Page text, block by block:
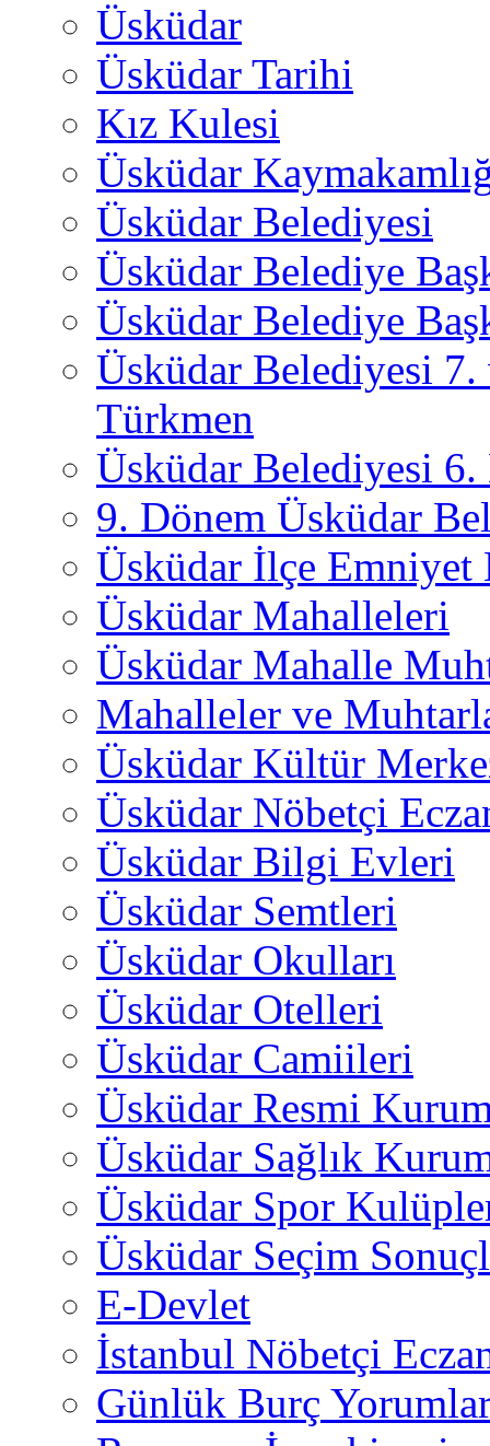
Üsküdar
Üsküdar Tarihi
Kız Kulesi
Üsküdar
Üsküdar Belediyesi
Üsküdar Belediye
Üsküdar Belediye
Üsküdar Belediyesi
Türkmen
Üsküdar Belediyesi 6.
9. Dönem Üsküdar
Üsküdar İlçe
Üsküdar Mahalleleri
Üsküdar Mahalle
Mahalleler ve
Üsküdar Kültür
Üsküdar Nöbetçi
Üsküdar Bilgi Evleri
Üsküdar Semtleri
Üsküdar Okulları
Üsküdar Otelleri
Üsküdar Camiileri
Üsküdar Resmi
Üsküdar Sağlık
Üsküdar Spor
Üsküdar Seçim
E-Devlet
İstanbul Nöbetçi
Günlük Burç